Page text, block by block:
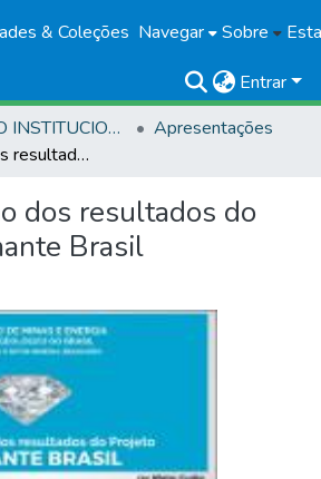
& Coleções Navegar Sobre
Entrar
PRODUÇÃO INSTITUCIONAL
Apresentações
Apresentação dos resultados do Projeto Diamante Brasil
dos resultados do
Brasil